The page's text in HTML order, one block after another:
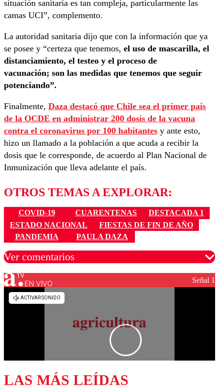
situación sanitaria es tan compleja, particularmente las
camas UCI”, complemento.
La autoridad sanitaria dijo que con la información que ya
se posee y “certeza que tenemos, el uso de mascarilla, el
distanciamiento, el testeo y el proceso de
vacunación; son las medidas que tenemos que seguir
potenciando”.
Finalmente, Daza destacó que Chile sea el primer país
de la OCDE en administrar 200 dosis de la vacuna
contra el coronavirus por 100 habitantes y ante esto,
hizo un llamado a la población a que acuda a recibir la
dosis que le corresponde, de acuerdo al Plan Nacional de
Inmunización que lleva adelante el país.
OTROS TEMAS A EXPLORAR:
COVID-19 CUARENTENAS
DESTACADA 1
ESTADO NACIONAL
FIESTAS DE FIN DE AÑO
PANDEMIA
PAULA DAZA
Ver comentarios
Los comentarios son moderados para garantizar un
EN VIVO Señal 1
LAS MÁS LEÍDAS